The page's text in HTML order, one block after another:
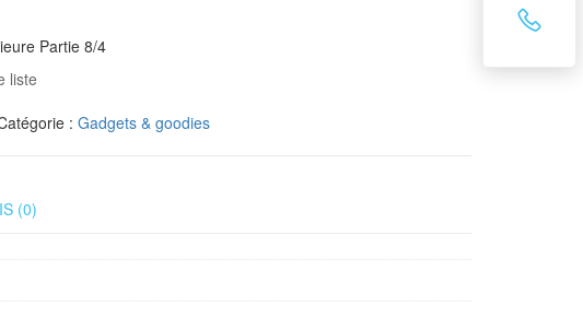
Partie 8/4
liste
: Gadgets & goodies
(0)